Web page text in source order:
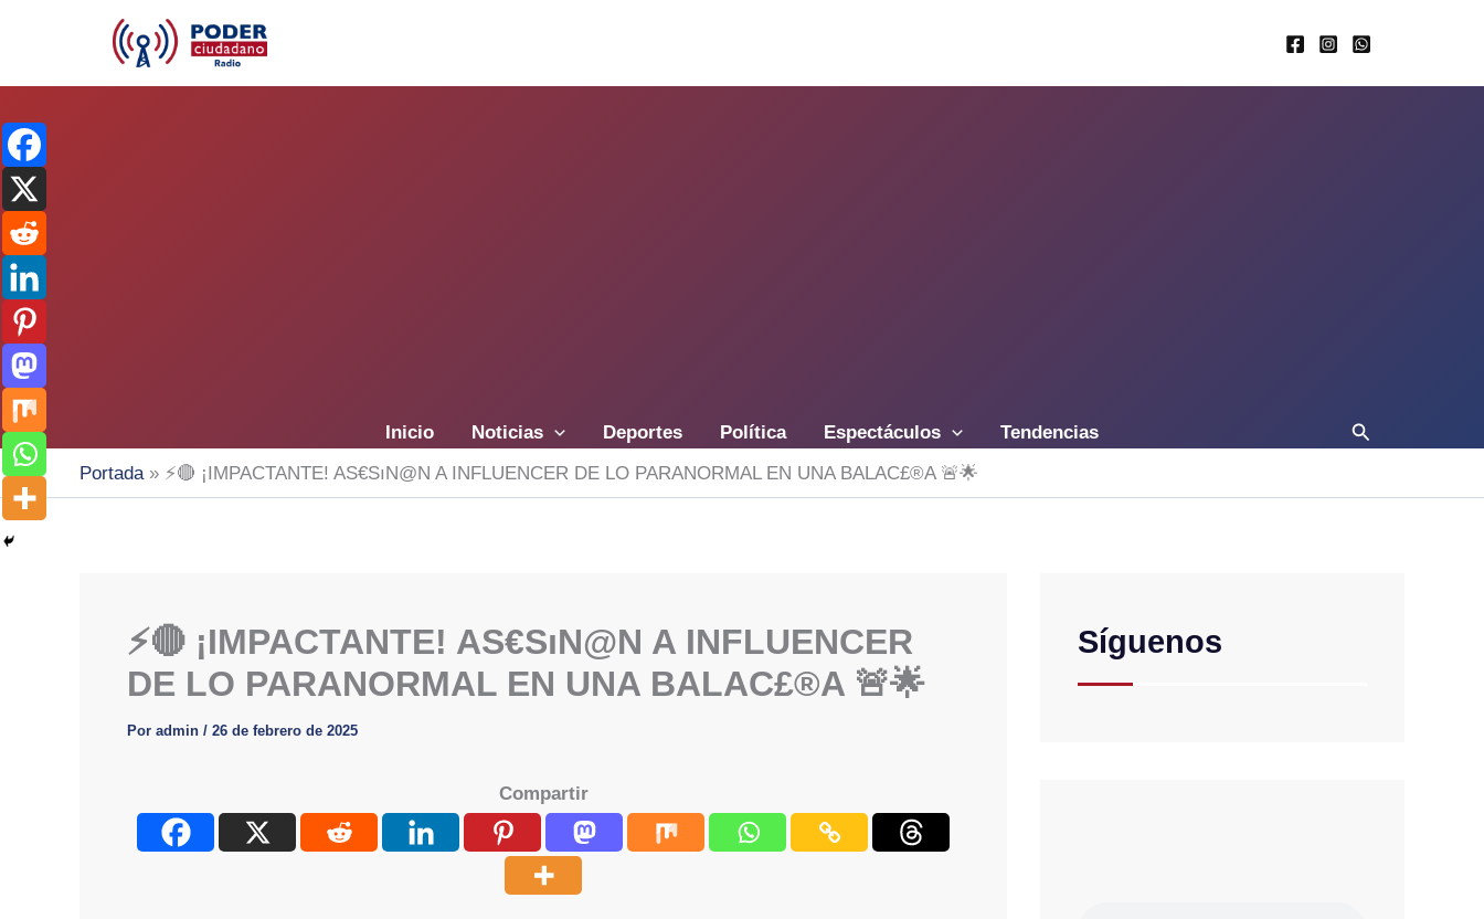
Inicio Noticias Deportes Política Espectáculos Tendencias Buscar
Portada» ⚡️🔴 ¡IMPACTANTE! AS€SıN@N A INFLUENCER DE LO PARANORMAL EN UNA BALAC£®A 🚨🌟
⚡️🔴 ¡IMPACTANTE! AS€SıN@N A INFLUENCER
DE LO PARANORMAL EN UNA BALAC£®A 🚨🌟
Por admin / 26 de febrero de 2025
Compartir
Síguenos